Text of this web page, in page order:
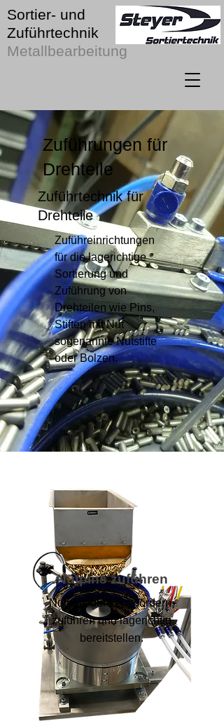
Sortier- und
Zuführtechnik
Metallbearbeitung
Zuführungen für
Drehteile
Zuführtechnik für
Drehteile
Zuführeinrichtungen
für die lagerichtige
Sortierung und
Zuführung von
Drehteilen wie Pins,
Stiften mit Nut
sogenannte Nutstifte
oder Bolzen.
Nutpins zuführen
Nutpins bunkern, fördern,
zuführen und lagerichtig
bereitstellen.